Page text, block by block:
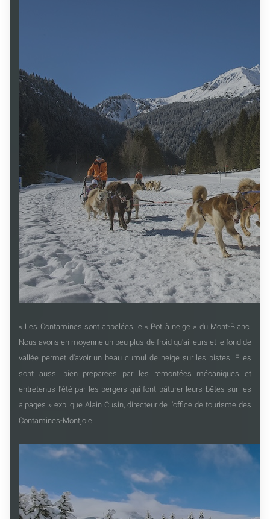
« Les Contamines sont appelées le « Pot à neige » du Mont-Blanc.
Nous avons en moyenne un peu plus de froid qu'ailleurs et le fond de
vallée permet d'avoir un beau cumul de neige sur les pistes. Elles
sont aussi bien préparées par les remontées mécaniques et
entretenus l'été par les bergers qui font pâturer leurs bêtes sur les
alpages » explique Alain Cusin, directeur de l'office de tourisme des
Contamines-Montjoie.